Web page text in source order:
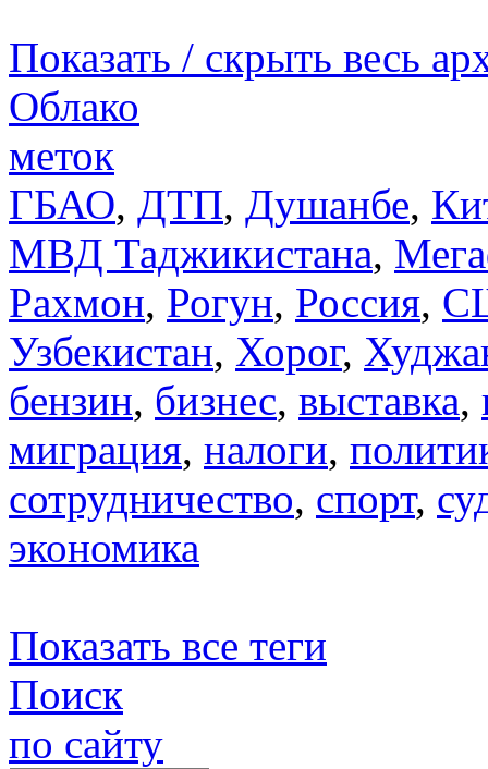
Показать / скрыть весь
Облако
меток
ГБАО, ДТП, Душанбе,
МВД Таджикистана,
Рахмон, Рогун, Россия,
Узбекистан, Хорог,
бензин, бизнес, выставка,
миграция, налоги,
сотрудничество, спорт,
экономика
Показать все теги
Поиск
по сайту